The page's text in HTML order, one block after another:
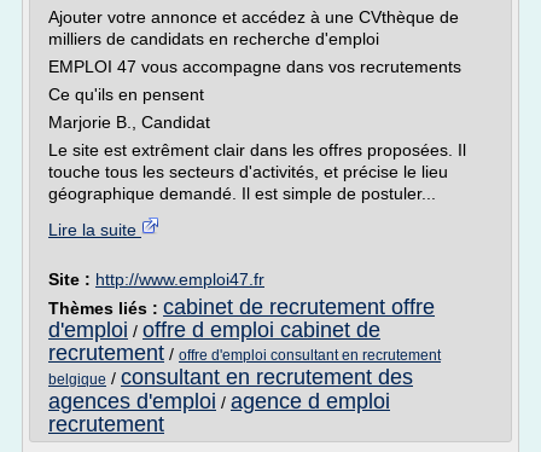
Ajouter votre annonce et accédez à une CVthèque de
milliers de candidats en recherche d'emploi
EMPLOI 47 vous accompagne dans vos recrutements
Ce qu'ils en pensent
Marjorie B., Candidat
Le site est extrêment clair dans les offres proposées. Il
touche tous les secteurs d'activités, et précise le lieu
géographique demandé. Il est simple de postuler...
Lire la suite
Site : http://www.emploi47.fr
Thèmes liés : cabinet de recrutement offre
d'emploi / offre d emploi cabinet de
recrutement / offre d'emploi consultant en recrutement
belgique / consultant en recrutement des
agences d'emploi / agence d emploi
recrutement